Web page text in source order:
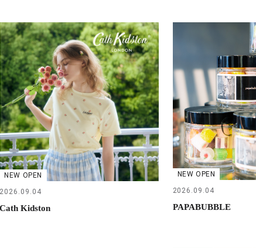
NEW OPEN
2026.09.04
Cath Kidston
NEW OPEN
2026.09.04
PAPABUBBLE